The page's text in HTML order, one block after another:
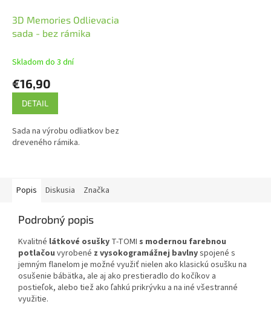
3D Memories Odlievacia
sada - bez rámika
Skladom do 3 dní
€16,90
DETAIL
Sada na výrobu odliatkov bez
dreveného rámika.
Popis Diskusia Značka
Podrobný popis
Kvalitné látkové osušky T-TOMI s modernou farebnou
potlačou vyrobené z vysokogramážnej bavlnyspojené s
jemným flanelom je možné využiť nielen ako klasickú osušku na
osušenie bábätka, ale aj ako prestieradlo do kočíkov a
postieľok, alebo tiež ako ľahkú prikrývku a na iné všestranné
využitie.